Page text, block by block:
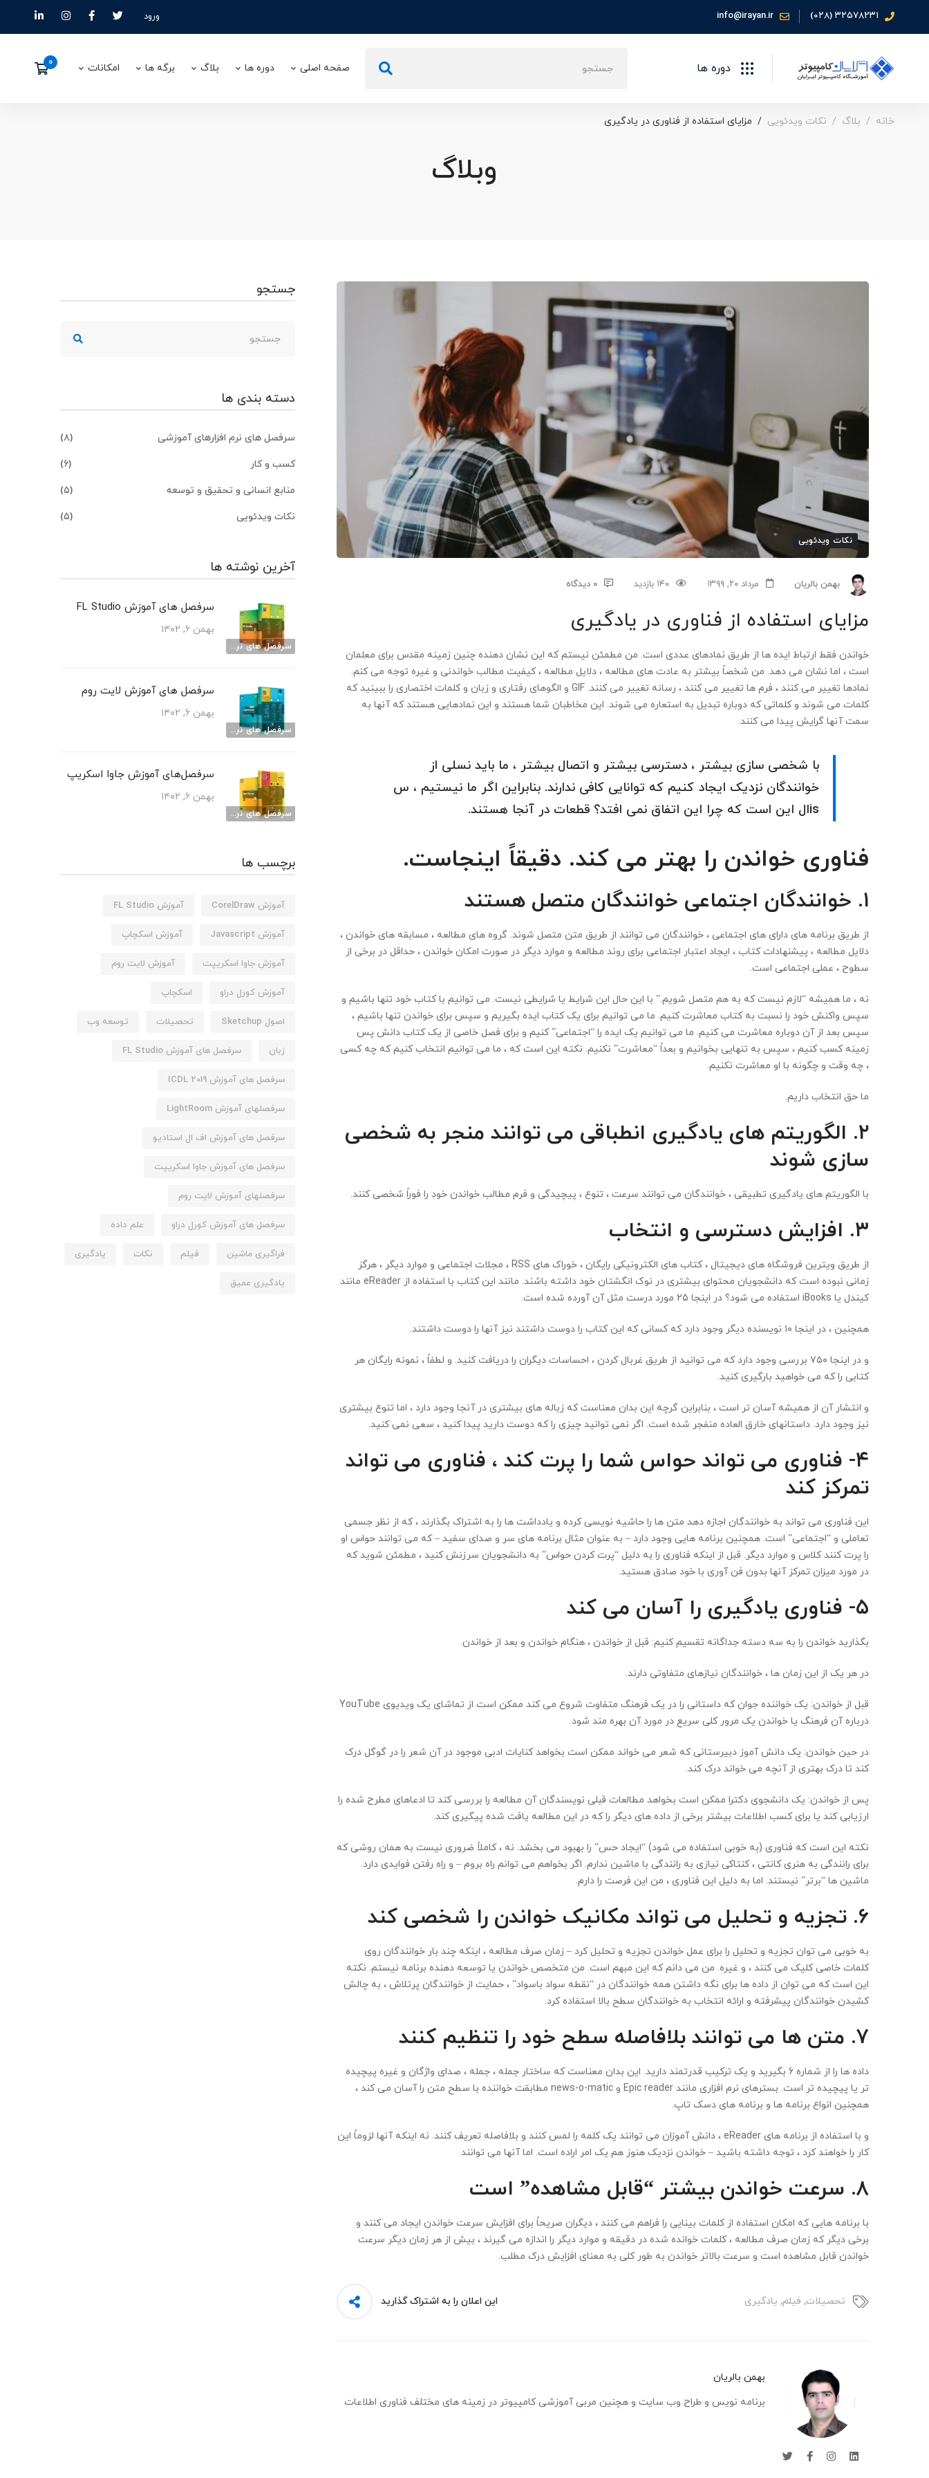
۳۲۵۷۸۲۳۱ (۰۲۸) info@irayan.ir ورود
دوره ها
برای:
صفحه اصلی دوره ها بلاگ برگه ها امکانات
خانه بلاگ نکات ویدئویی مزایای استفاده از فناوری در یادگیری
وبلاگ
در
یادگیری
نکات ویدئویی
بهمن بالریان مرداد ۲۰, ۱۳۹۹ ۱۴۰ بازدید ۰ دیدگاه
مزایای استفاده از فناوری در یادگیری
خواندن فقط ارتباط ایده ها از طریق نمادهای عددی است. من مطمئن نیستم که این نشان دهنده چنین زمینه مقدس برای معلمان
است ، اما نشان می دهد. من شخصاً بیشتر به عادت های مطالعه ، دلایل مطالعه ، کیفیت مطالب خواندنی و غیره توجه می کنم.
نمادها تغییر می کنند ، فرم ها تغییر می کنند ، رسانه تغییر می کنند. GIF و الگوهای رفتاری و زبان و کلمات اختصاری را ببینید که
کلمات می شوند و کلماتی که دوباره تبدیل به استعاره می شوند. این مخاطبان شما هستند و این نمادهایی هستند که آنها به
سمت آنها گرایش پیدا می کنند.
با شخصی سازی بیشتر ، دسترسی بیشتر و اتصال بیشتر ، ما باید نسلی از
خوانندگان نزدیک ایجاد کنیم که توانایی کافی ندارند. بنابراین اگر ما نیستیم ، س
isال این است که چرا این اتفاق نمی افتد؟ قطعات در آنجا هستند.
فناوری خواندن را بهتر می کند. دقیقاً اینجاست.
۱. خوانندگان اجتماعی خوانندگان متصل هستند
از طریق برنامه های دارای های اجتماعی ، خوانندگان می توانند از طریق متن متصل شوند. گروه های مطالعه ، مسابقه های خواندن ،
دلایل مطالعه ، پیشنهادات کتاب ، ایجاد اعتبار اجتماعی برای روند مطالعه و موارد دیگر در صورت امکان خواندن ، حداقل در برخی از
سطوح ، عملی اجتماعی است.
نه ، ما همیشه “لازم نیست که به هم متصل شویم.” با این حال این شرایط یا شرایطی نیست. می توانیم با کتاب خود تنها باشیم و
سپس واکنش خود را نسبت به کتاب معاشرت کنیم. ما می توانیم برای یک کتاب ایده بگیریم و سپس برای خواندن تنها باشیم ،
سپس بعد از آن دوباره معاشرت می کنیم. ما می توانیم یک ایده را “اجتماعی” کنیم و برای فصل خاصی از یک کتاب دانش پس
زمینه کسب کنیم ، سپس به تنهایی بخوانیم و بعداً “معاشرت” نکنیم. نکته این است که ، ما می توانیم انتخاب کنیم که چه کسی
، چه وقت و چگونه با او معاشرت نکنیم.
ما حق انتخاب داریم.
۲. الگوریتم های یادگیری انطباقی می توانند منجر به شخصی
سازی شوند
با الگوریتم های یادگیری تطبیقی ​​، خوانندگان می توانند سرعت ، تنوع ، پیچیدگی و فرم مطالب خواندن خود را فوراً شخصی کنند.
۳. افزایش دسترسی و انتخاب
از طریق ویترین فروشگاه های دیجیتال ، کتاب های الکترونیکی رایگان ، خوراک های RSS ، مجلات اجتماعی و موارد دیگر ، هرگز
زمانی نبوده است که دانشجویان محتوای بیشتری در نوک انگشتان خود داشته باشند. مانند این کتاب با استفاده از eReader مانند
کیندل یا iBooks استفاده می شود؟ در اینجا 25 مورد درست مثل آن آورده شده است.
همچنین ، در اینجا ۱۰ نویسنده دیگر وجود دارد که کسانی که این کتاب را دوست داشتند نیز آنها را دوست داشتند.
و در اینجا ۷۵۰ بررسی وجود دارد که می توانید از طریق غربال کردن ، احساسات دیگران را دریافت کنید. و لطفاً ، نمونه رایگان هر
کتابی را که می خواهید بارگیری کنید.
و انتشار آن از همیشه آسان تر است ، بنابراین گرچه این بدان معناست که زباله های بیشتری در آنجا وجود دارد ، اما تنوع بیشتری
نیز وجود دارد. داستانهای خارق العاده منفجر شده است. اگر نمی توانید چیزی را که دوست دارید پیدا کنید ، سعی نمی کنید.
۴- فناوری می تواند حواس شما را پرت کند ، فناوری می تواند
تمرکز کند
این فناوری می تواند به خوانندگان اجازه دهد متن ها را حاشیه نویسی کرده و یادداشت ها را به اشتراک بگذارند ، که از نظر جسمی
تعاملی و “اجتماعی” است. همچنین برنامه هایی وجود دارد – به عنوان مثال برنامه های سر و صدای سفید – که می توانند حواس او
را پرت کنند کلاس و موارد دیگر. قبل از اینکه فناوری را به دلیل “پرت کردن حواس” به دانشجویان سرزنش کنید ، مطمئن شوید که
در مورد میزان تمرکز آنها بدون فن آوری با خود صادق هستید.
۵- فناوری یادگیری را آسان می کند
بگذارید خواندن را به سه دسته جداگانه تقسیم کنیم: قبل از خواندن ، هنگام خواندن و بعد از خواندن.
در هر یک از این زمان ها ، خوانندگان نیازهای متفاوتی دارند.
قبل از خواندن: یک خواننده جوان که داستانی را در یک فرهنگ متفاوت شروع می کند ممکن است از تماشای یک ویدیوی YouTube
درباره آن فرهنگ یا خواندن یک مرور کلی سریع در مورد آن بهره مند شود.
در حین خواندن: یک دانش آموز دبیرستانی که شعر می خواند ممکن است بخواهد کنایات ادبی موجود در آن شعر را در گوگل درک
کند تا درک بهتری از آنچه می خواند درک کند.
پس از خواندن: یک دانشجوی دکترا ممکن است بخواهد مطالعات قبلی نویسندگان آن مطالعه را بررسی کند تا ادعاهای مطرح شده را
ارزیابی کند یا برای کسب اطلاعات بیشتر برخی از داده های دیگر را که در این مطالعه یافت شده پیگیری کند.
نکته این است که فناوری (به خوبی استفاده می شود) “ایجاد حس” را بهبود می بخشد. نه ، کاملاً ضروری نیست به همان روشی که
برای رانندگی به هنری کانتی ، کنتاکی نیازی به رانندگی با ماشین ندارم. اگر بخواهم می توانم راه بروم – و راه رفتن فوایدی دارد.
ماشین ها “برتر” نیستند. اما به دلیل این فناوری ، من این فرصت را دارم.
۶. تجزیه و تحلیل می تواند مکانیک خواندن را شخصی کند
به خوبی می توان تجزیه و تحلیل را برای عمل خواندن تجزیه و تحلیل کرد – زمان صرف مطالعه ، اینکه چند بار خوانندگان روی
کلمات خاصی کلیک می کنند ، و غیره. من می دانم که این مبهم است. من متخصص خواندن یا توسعه دهنده برنامه نیستم. نکته
این است که می توان از داده ها برای نگه داشتن همه خوانندگان در “نقطه سواد باسواد” ، حمایت از خوانندگان پرتلاش ، به چالش
کشیدن خوانندگان پیشرفته و ارائه انتخاب به خوانندگان سطح بالا استفاده کرد.
۷. متن ها می توانند بلافاصله سطح خود را تنظیم کنند
داده ها را از شماره 6 بگیرید و یک ترکیب قدرتمند دارید. این بدان معناست که ساختار جمله ، جمله ، صدای واژگان و غیره پیچیده
تر یا پیچیده تر است. بسترهای نرم افزاری مانند Epic reader و news-o-matic مطابقت خواننده با سطح متن را آسان می کند ،
همچنین انواع برنامه ها و برنامه های دسک تاپ.
و با استفاده از برنامه های eReader ، دانش آموزان می توانند یک کلمه را لمس کنند و بلافاصله تعریف کنند. نه اینکه آنها لزوماً این
کار را خواهند کرد ، توجه داشته باشید – خواندن نزدیک هنوز هم یک امر اراده است. اما آنها می توانند
۸. سرعت خواندن بیشتر “قابل مشاهده” است
با برنامه هایی که امکان استفاده از کلمات بینایی را فراهم می کنند ، دیگران صریحاً برای افزایش سرعت خواندن ایجاد می کنند و
برخی دیگر که زمان صرف مطالعه ، کلمات خوانده شده در دقیقه و موارد دیگر را اندازه می گیرند ، بیش از هر زمان دیگر سرعت
خواندن قابل مشاهده است و سرعت بالاتر خواندن به طور کلی به معنای افزایش درک مطلب.
تحصیلات, فیلم, یادگیری این اعلان را به اشتراک گذارید
بهمن بالریان
برنامه نویس و طراح وب سایت و هچنین مربی آموزشی کامپیوتر در زمینه های مختلف فناوری اطلاعات
جستجو
برای:
دسته بندی ها
سرفصل های نرم افزارهای آموزشی
(۸)
کسب و کار
(۶)
منابع انسانی و تحقیق و توسعه
(۵)
نکات ویدئویی
(۵)
آخرین نوشته ها
سرفصل های نرم افزارهای آموزشی
سرفصل های آموزش FL Studio
بهمن ۶, ۱۴۰۲
سرفصل های نرم افزارهای آموزشی
سرفصل های آموزش لایت روم
بهمن ۶, ۱۴۰۲
سرفصل های نرم افزارهای آموزشی
سرفصل‌های آموزش جاوا اسکریپ
بهمن ۶, ۱۴۰۲
برچسب ها
آموزش CorelDraw آموزش FL Studio
آموزش Javascript آموزش اسکچاپ
آموزش جاوا اسکریپت آموزش لایت روم
آموزش کورل دراو اسکچاپ
اصول Sketchup تحصیلات توسعه وب
زبان سرفصل های آموزش FL Studio
سرفصل های آموزش ICDL 2019
سرفصلهای آموزش LightRoom
سرفصل های آموزش اف ال استادیو
سرفصل های آموزش جاوا اسکریپت
سرفصلهای آموزش لایت روم
سرفصل های آموزش کورل دراو علم داده
فراگیری ماشین فیلم نکات یادگیری
یادگیری عمیق